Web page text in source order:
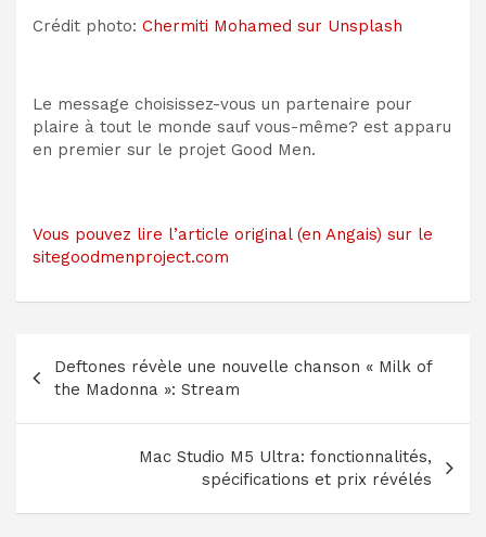
Crédit photo: Chermiti Mohamed sur Unsplash
Le message choisissez-vous un partenaire pour
plaire à tout le monde sauf vous-même? est apparu
en premier sur le projet Good Men.
Vous pouvez lire l’article original (en Angais) sur le
sitegoodmenproject.com
Navigation
de
l’article
Deftones révèle une nouvelle chanson « Milk of
the Madonna »: Stream
Mac Studio M5 Ultra: fonctionnalités,
spécifications et prix révélés